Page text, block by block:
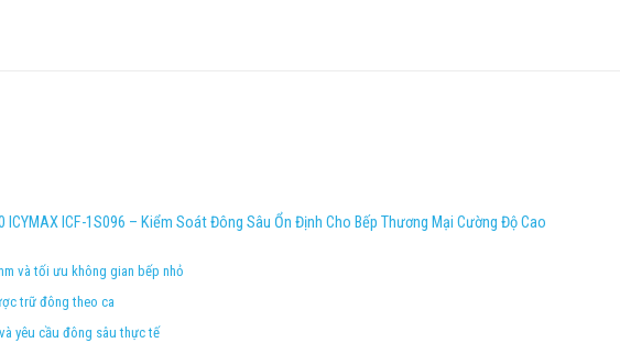
ICYMAX ICF-1S096 – Kiểm Soát Đông Sâu Ổn Định Cho Bếp Thương Mại Cường Độ Cao
và tối ưu không gian bếp nhỏ
trữ đông theo ca
yêu cầu đông sâu thực tế